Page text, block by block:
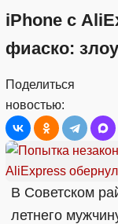
iPhone с
фиаско:
Поделиться
новостью:
В Советском
летнего